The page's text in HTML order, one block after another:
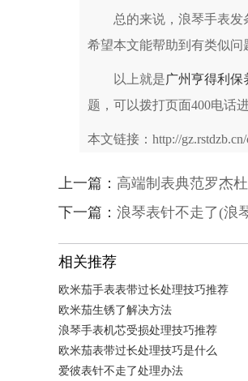
总的来说，浪琴手表发条
希望本文能帮助到有类似问
以上就是广州亨得利保
题，可以拨打页面400电话
本文链接：http://
上一篇： 高端制表典范罗杰
下一篇： 浪琴表针不走了(浪
相关推荐
欧米茄手表表带过长处理技巧推荐
欧米茄生锈了解决方法
浪琴手表机芯受损处理技巧推荐
欧米茄表带过长处理技巧是什么
爱彼表针不走了处理办法